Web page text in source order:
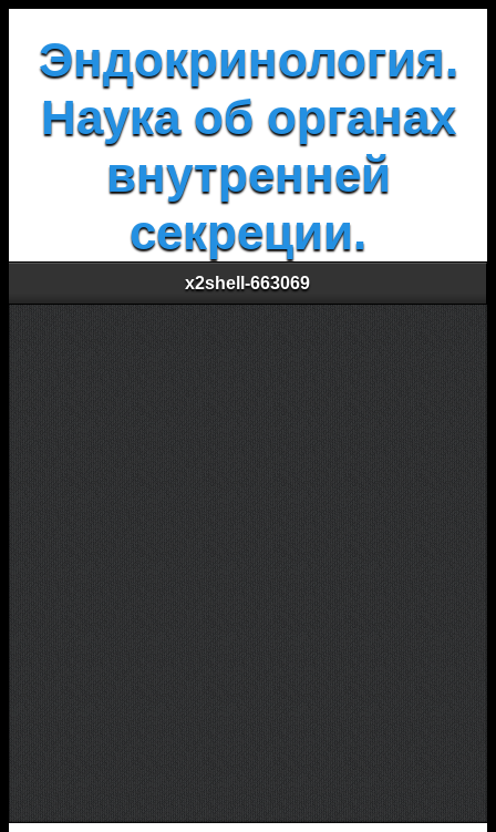
Эндокринология.
Наука об органах
внутренней
секреции.
x2shell-663069